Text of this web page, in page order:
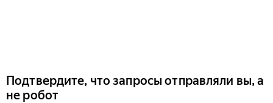
Подтвердите, что запросы отправляли вы, а
не робот